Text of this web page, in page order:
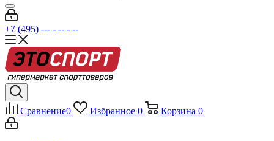
+7 (495) --- - -- - --
Сравнение0 Избранное 0 Корзина 0